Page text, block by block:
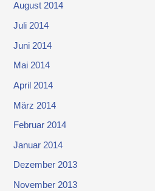
August 2014
Juli 2014
Juni 2014
Mai 2014
April 2014
März 2014
Februar 2014
Januar 2014
Dezember 2013
November 2013